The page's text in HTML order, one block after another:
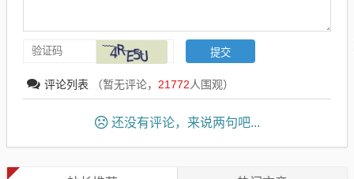
评论列表 （暂无评论， 21772人围观）
还没有评论，来说两句吧...